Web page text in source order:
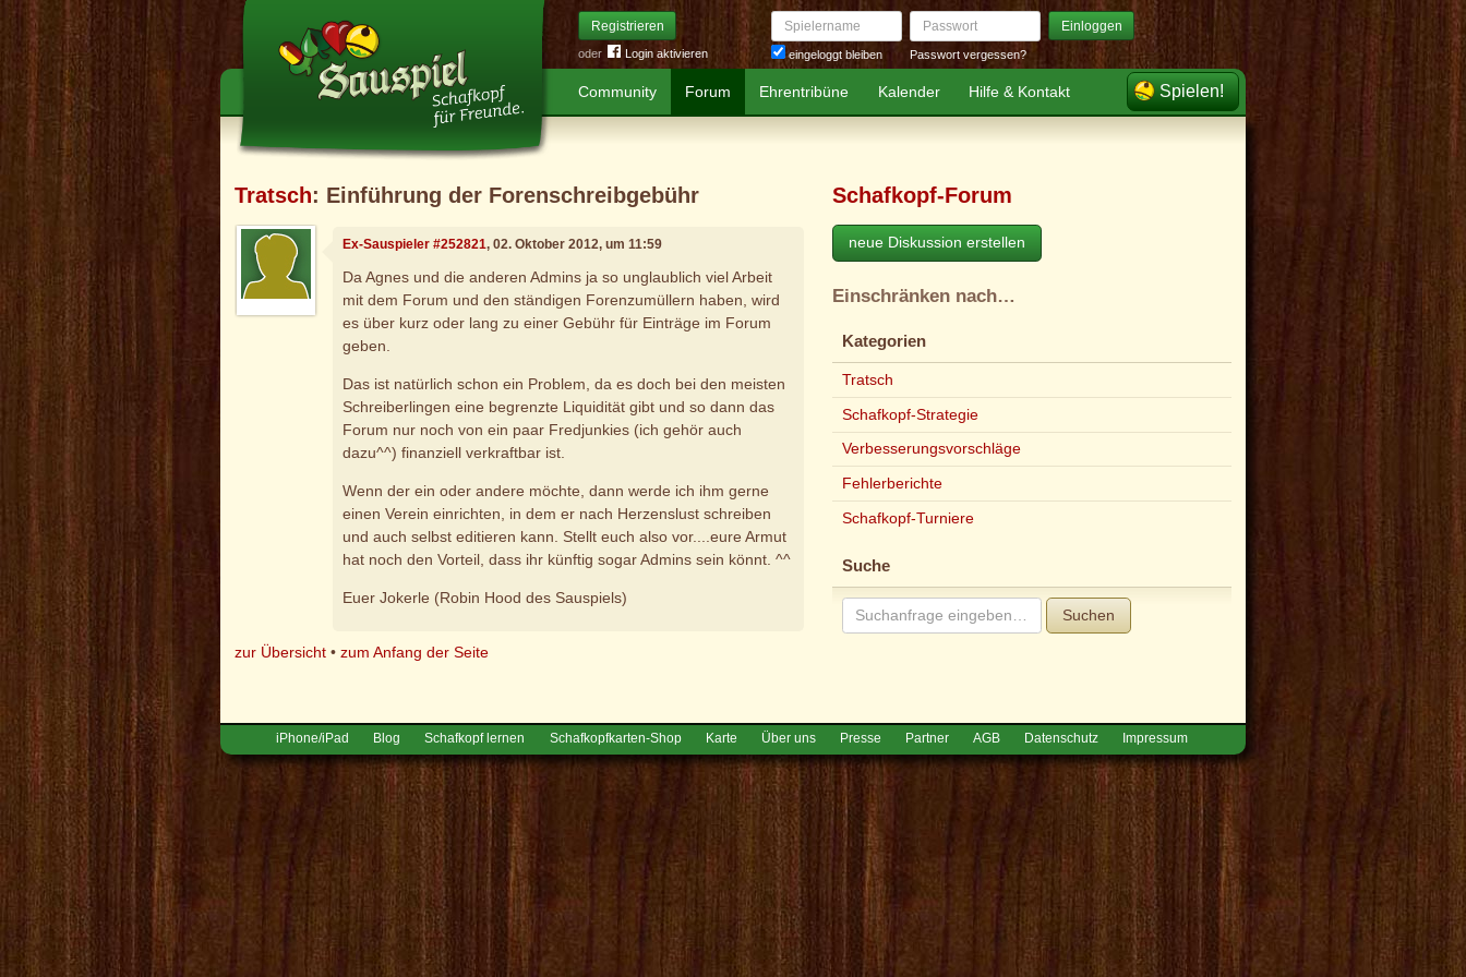
Registrieren
oder Login aktivieren
Spielername
eingeloggt bleiben
Passwort Einloggen
Passwort vergessen?
Community Forum Ehrentribüne Kalender Hilfe & Kontakt Spielen!
Tratsch: Einführung der Forenschreibgebühr
Ex-Sauspieler #252821, 02. Oktober 2012, um 11:59
Da Agnes und die anderen Admins ja so unglaublich viel Arbeit
mit dem Forum und den ständigen Forenzumüllern haben, wird
es über kurz oder lang zu einer Gebühr für Einträge im Forum
geben.
Das ist natürlich schon ein Problem, da es doch bei den meisten
Schreiberlingen eine begrenzte Liquidität gibt und so dann das
Forum nur noch von ein paar Fredjunkies (ich gehör auch
dazu^^) finanziell verkraftbar ist.
Wenn der ein oder andere möchte, dann werde ich ihm gerne
einen Verein einrichten, in dem er nach Herzenslust schreiben
und auch selbst editieren kann. Stellt euch also vor....eure Armut
hat noch den Vorteil, dass ihr künftig sogar Admins sein könnt. ^^
Euer Jokerle (Robin Hood des Sauspiels)
zur Übersicht •zum Anfang der Seite
Schafkopf-Forum
neue Diskussion erstellen
Einschränken nach…
Kategorien
Tratsch
Schafkopf-Strategie
Verbesserungsvorschläge
Fehlerberichte
Schafkopf-Turniere
Suche
Suchen
iPhone/iPad Blog Schafkopf lernen Schafkopfkarten-Shop Karte Über uns Presse Partner AGB Datenschutz Impressum